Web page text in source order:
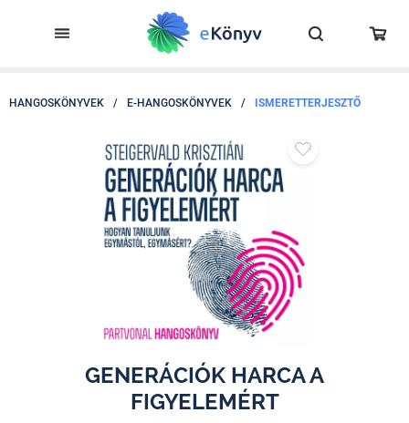
HANGOSKÖNYVEK / E-HANGOSKÖNYVEK / ISMERETTERJESZTŐ
GENERÁCIÓK HARCA A
FIGYELEMÉRT